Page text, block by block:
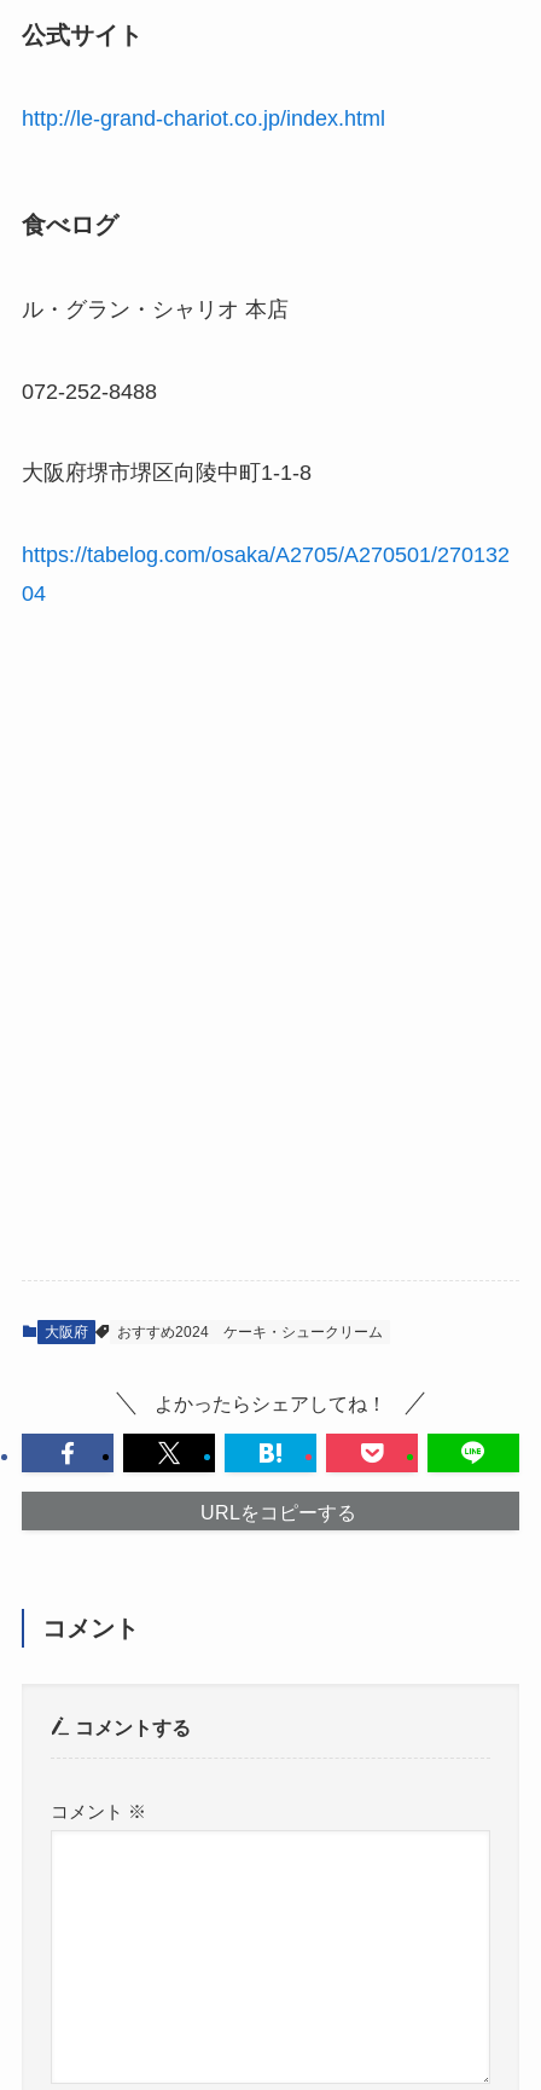
公式サイト
http://le-grand-chariot.co.jp/index.html
食べログ
ル・グラン・シャリオ 本店
072-252-8488
大阪府堺市堺区向陵中町1-1-8
https://tabelog.com/osaka/A2705/A270501/270132
04
大阪府 おすすめ2024 ケーキ・シュークリーム
よかったらシェアしてね！
URLをコピーする
コメント
コメントする
コメント ※